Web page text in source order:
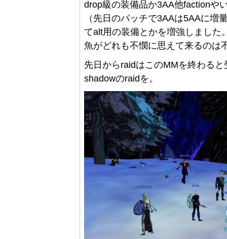
drop級の装備品か3AA他factionや
（先日のパッチで3AAは5AAに増
てalt用の装備とかを増強しました
魚がどれも不憫に思えて来るのは
先日からraidはこのMMを終わる
shadowのraidを。